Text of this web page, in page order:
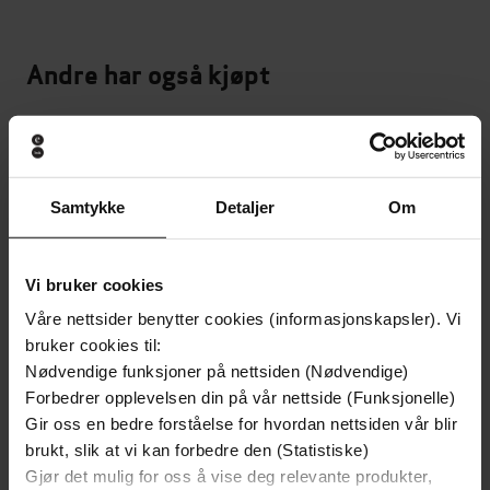
Samtykke Detaljer Om
Vi bruker cookies
Våre nettsider benytter cookies (informasjonskapsler). Vi
bruker cookies til:
Nødvendige funksjoner på nettsiden (Nødvendige)
Forbedrer opplevelsen din på vår nettside (Funksjonelle)
Gir oss en bedre forståelse for hvordan nettsiden vår blir
brukt, slik at vi kan forbedre den (Statistiske)
Gjør det mulig for oss å vise deg relevante produkter,
Andre har også kjøpt
199,-
Premium
Første gang på tilbud
349,-